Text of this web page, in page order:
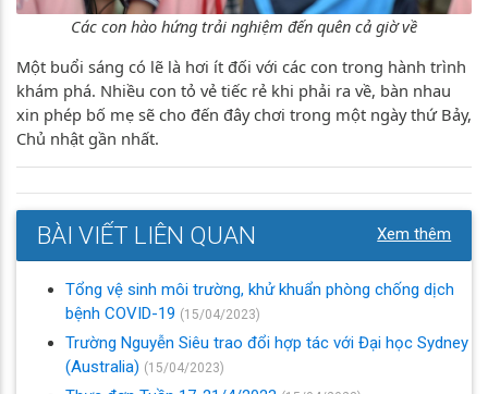
Các con hào hứng trải nghiệm đến quên cả giờ về
Một buổi sáng có lẽ là hơi ít đối với các con trong hành trình
khám phá. Nhiều con tỏ vẻ tiếc rẻ khi phải ra về, bàn nhau
xin phép bố mẹ sẽ cho đến đây chơi trong một ngày thứ Bảy,
Chủ nhật gần nhất.
BÀI VIẾT LIÊN QUAN Xem thêm
Tổng vệ sinh môi trường, khử khuẩn phòng chống dịch
bệnh COVID-19 (15/04/2023)
Trường Nguyễn Siêu trao đổi hợp tác với Đại học Sydney
(Australia) (15/04/2023)